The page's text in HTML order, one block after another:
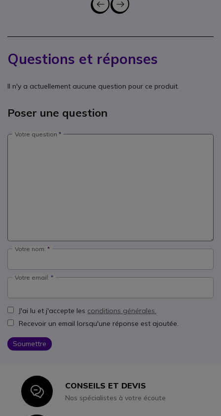
Questions et réponses
Il n'y a actuellement aucune question pour ce produit.
Poser une question
Votre question
Votre nom:
Votre email:
J'ai lu et j'accepte les conditions générales.
Recevoir un email lorsqu'une réponse est ajoutée.
Soumettre
IconCONSEILS ET DEVIS
Nos spécialistes à votre écoute